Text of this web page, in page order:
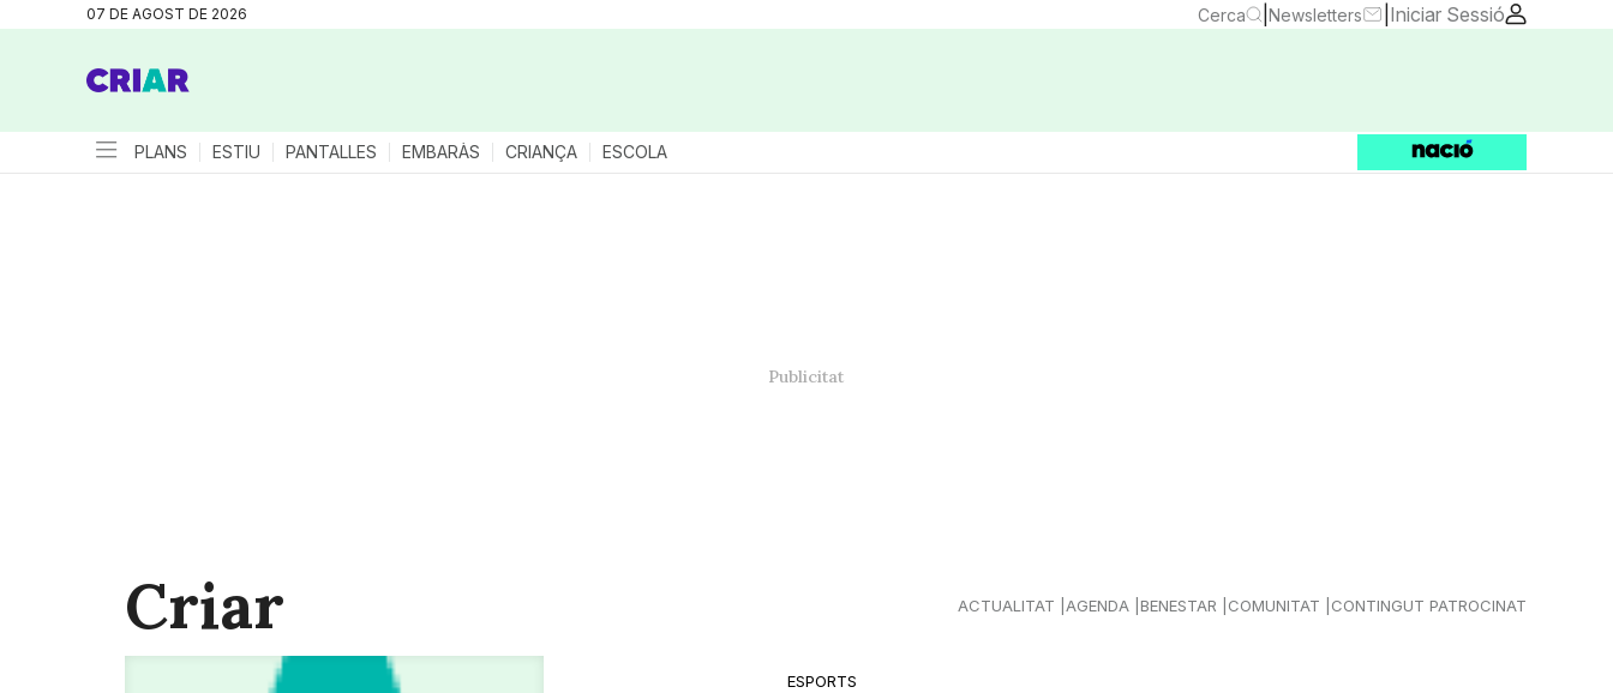
07 DE AGOST DE 2026 Cerca Newsletters Iniciar Sessió
PLANS ESTIU PANTALLES EMBARÀS CRIANÇA ESCOLA
Criar ACTUALITAT AGENDA BENESTAR COMUNITAT CONTINGUT PATROCINAT
ESPORTS